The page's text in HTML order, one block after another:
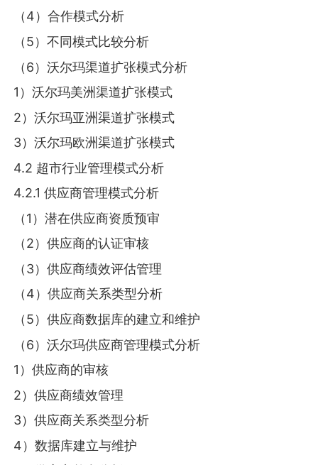
（4）合作模式分析
（5）不同模式比较分析
（6）沃尔玛渠道扩张模式分析
1）沃尔玛美洲渠道扩张模式
2）沃尔玛亚洲渠道扩张模式
3）沃尔玛欧洲渠道扩张模式
4.2 超市行业管理模式分析
4.2.1 供应商管理模式分析
（1）潜在供应商资质预审
（2）供应商的认证审核
（3）供应商绩效评估管理
（4）供应商关系类型分析
（5）供应商数据库的建立和维护
（6）沃尔玛供应商管理模式分析
1）供应商的审核
2）供应商绩效管理
3）供应商关系类型分析
4）数据库建立与维护